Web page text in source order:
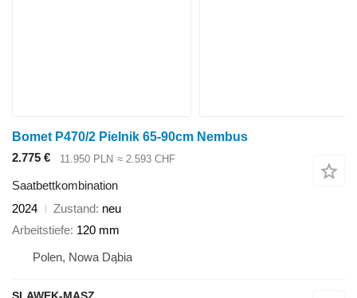
Bomet P470/2 Pielnik 65-90cm Nembus
2.775 €
11.950 PLN ≈ 2.593 CHF
Saatbettkombination
2024
Zustand neu
Arbeitstiefe 120 mm
Polen, Nowa Dąbia
SLAWEK-MASZ